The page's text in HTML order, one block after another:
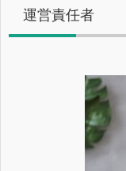
運営責任者